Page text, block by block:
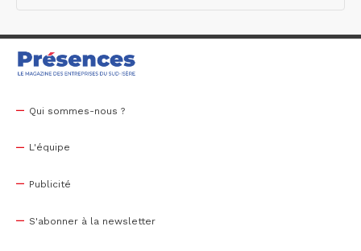
Qui sommes-nous ?
L'équipe
Publicité
S'abonner à la newsletter